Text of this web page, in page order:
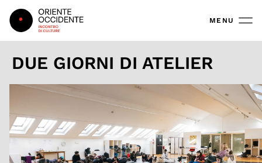
Oriente Occidente MENU
DUE GIORNI DI ATELIER